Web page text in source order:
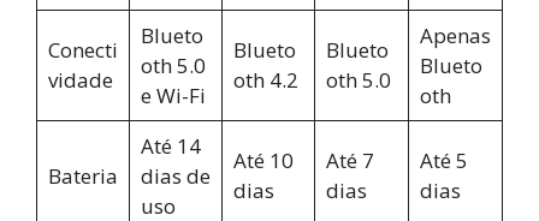
Conecti
vidade
Blueto
oth 5.0
e Wi-Fi
Blueto
oth 4.2
Blueto
oth 5.0
Apenas
Blueto
oth
Bateria
Até 14
dias de
uso
Até 10
dias
Até 7
dias
Até 5
dias